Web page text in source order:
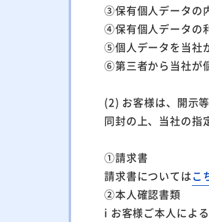
③保有個人データの
④保有個人データの
⑤個人データを当社
⑥第三者から当社が
(2) お客様は、開示
同封の上、当社の
①請求書
請求書についてはこ
②本人確認書類
i お客様ご本人によ